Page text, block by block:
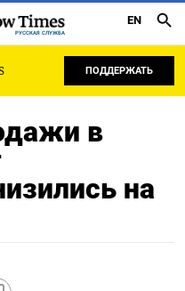
РУССКАЯ СЛУЖБА
EN
ПОДДЕРЖАТЬ
в
на